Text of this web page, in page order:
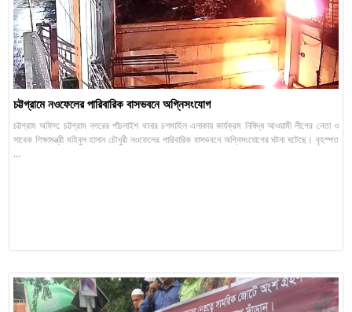
চট্টগ্রামে নওফেলের পারিবারিক বাসভবনে অগ্নিসংযোগ
চট্টগ্রাম অফিস: চট্টগ্রাম নগরের পাঁচলাইশ থানার চশমাহিল এলাকায় কার্যক্রম নিষিদ্ধ আওয়ামী লীগের নেতা ও
সাবেক শিক্ষামন্ত্রী মহিবুল হাসান চৌধুরী নওফেলের পারিবারিক বাসভবনে অগ্নিসংযোগের ঘটনা ঘটেছে। বৃহস্পত
...